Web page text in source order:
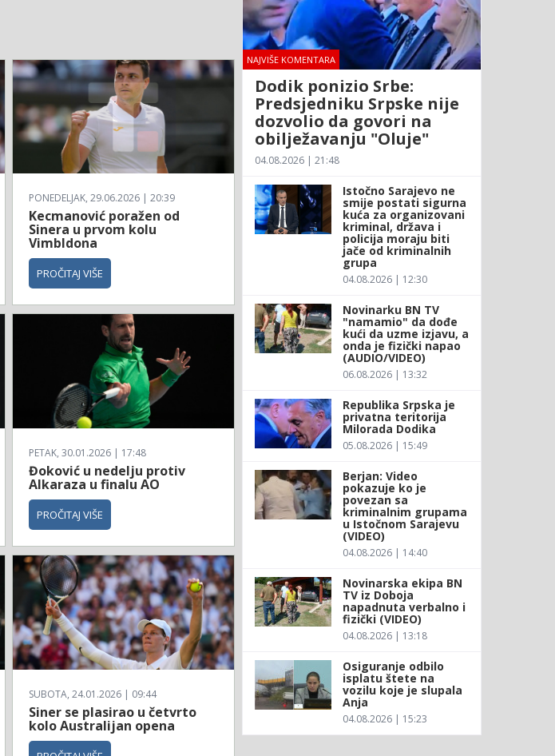
PONEDELJAK, 29.06.2026 | 20:39
Kecmanović poražen od
Sinera u prvom kolu
Vimbldona
PROČITAJ VIŠE
PETAK, 30.01.2026 | 17:48
Đoković u nedelju protiv
Alkaraza u finalu AO
PROČITAJ VIŠE
SUBOTA, 24.01.2026 | 09:44
Siner se plasirao u četvrto
kolo Australijan opena
NAJVIŠE KOMENTARA
Dodik ponizio Srbe:
Predsjedniku Srpske nije
dozvolio da govori na
obilježavanju "Oluje"
04.08.2026 | 21:48
Istočno Sarajevo ne
smije postati sigurna
kuća za organizovani
kriminal, država i
policija moraju biti
jače od kriminalnih
grupa
04.08.2026 | 12:30
Novinarku BN TV
"namamio" da dođe
kući da uzme izjavu, a
onda je fizički napao
(AUDIO/VIDEO)
06.08.2026 | 13:32
Republika Srpska je
privatna teritorija
Milorada Dodika
05.08.2026 | 15:49
Berjan: Video
pokazuje ko je
povezan sa
kriminalnim grupama
u Istočnom Sarajevu
(VIDEO)
04.08.2026 | 14:40
Novinarska ekipa BN
TV iz Doboja
napadnuta verbalno i
fizički (VIDEO)
04.08.2026 | 13:18
Osiguranje odbilo
isplatu štete na
vozilu koje je slupala
Anja
04.08.2026 | 15:23